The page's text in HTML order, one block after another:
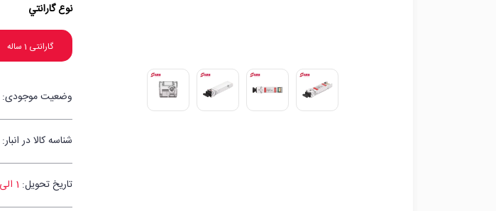
نوع گارانتي
وضعیت موجودی:
شناسه کالا در انبار:
تاریخ تحویل: 1 الی 2 روز